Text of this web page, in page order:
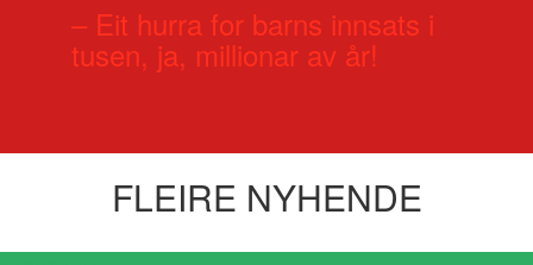
– Eit hurra for barns innsats i
tusen, ja, millionar av år!
FLEIRE NYHENDE